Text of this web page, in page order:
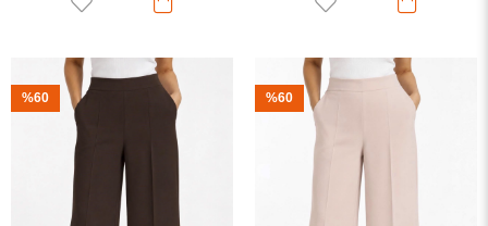
%60 %60